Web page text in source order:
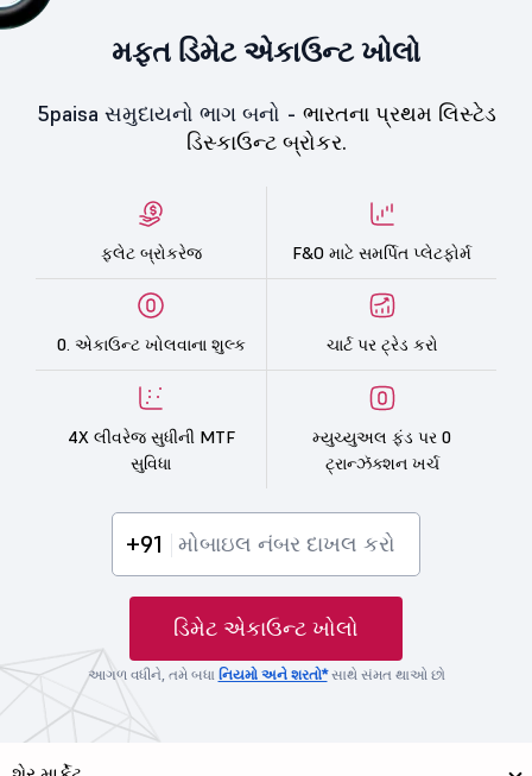
મફત ડિમેટ એકાઉન્ટ ખોલો
5paisa સમુદાયનો ભાગ બનો - ભારતના પ્રથમ લિસ્ટેડ
ડિસ્કાઉન્ટ બ્રોકર.
ફ્લેટ બ્રોકરેજ F&O માટે સમર્પિત પ્લેટફોર્મ
0. એકાઉન્ટ ખોલવાના શુલ્ક ચાર્ટ પર ટ્રેડ કરો
4X લીવરેજ સુધીની MTF
સુવિધા
મ્યુચ્યુઅલ ફંડ પર 0
ટ્રાન્ઝૅક્શન ખર્ચ
+91
ડિમેટ એકાઉન્ટ ખોલો
આગળ વધીને, તમે બધા નિયમો અને શરતો*સાથે સંમત થાઓ છો